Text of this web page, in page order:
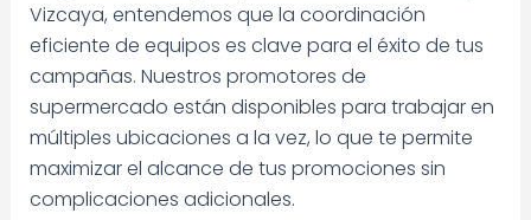
Vizcaya, entendemos que la coordinación
eficiente de equipos es clave para el éxito de tus
campañas. Nuestros promotores de
supermercado están disponibles para trabajar en
múltiples ubicaciones a la vez, lo que te permite
maximizar el alcance de tus promociones sin
complicaciones adicionales.